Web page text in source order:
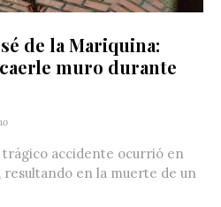
de la Mariquina:
muro durante
accidente ocurrió en
resultando en la muerte de un